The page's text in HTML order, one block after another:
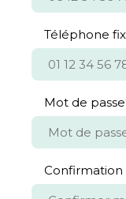
Téléphone
Mot de
Confirmation